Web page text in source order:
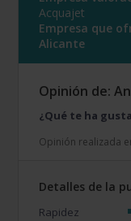
Acquajet
Empresa que
Alicante
Opinión de:
¿Qué te ha
Opinión realizada
Detalles de la
Rapidez